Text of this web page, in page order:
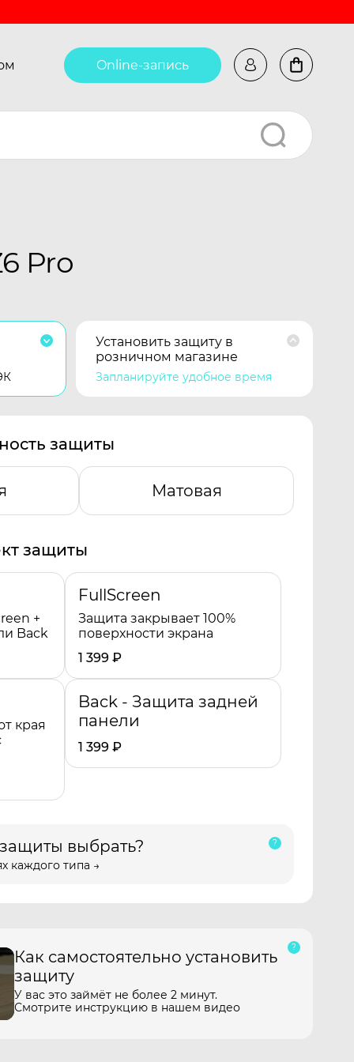
Online-запись
Pro
Установить защиту в
розничном магазине
Запланируйте удобное время
защиты
Матовая
защиты
+
Back
FullScreen
Защита закрывает 100%
поверхности экрана
1 399 ₽
края
Back - Защита задней
панели
1 399 ₽
выбрать?
каждого типа →
Как самостоятельно установить
защиту
У вас это займёт не более 2 минут.
Смотрите инструкцию в нашем видео